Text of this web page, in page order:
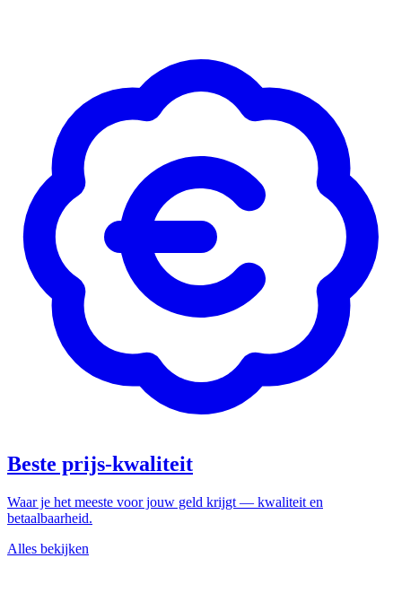
Beste prijs-kwaliteit
Waar je het meeste voor jouw geld krijgt — kwaliteit en
betaalbaarheid.
Alles bekijken